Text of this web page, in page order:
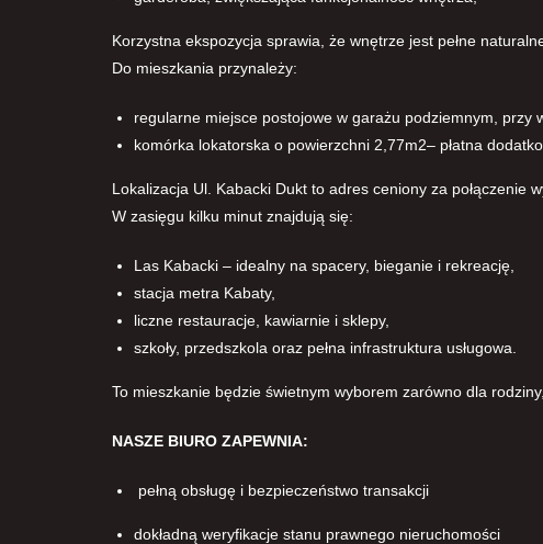
Korzystna ekspozycja sprawia, że wnętrze jest pełne
Do mieszkania przynależy:
regularne miejsce postojowe w garażu podziemnym, przy
komórka lokatorska o powierzchni 2,77m2– płatna
Lokalizacja Ul. Kabacki Dukt to adres ceniony za połączenie
W zasięgu kilku minut znajdują się:
Las Kabacki – idealny na spacery, bieganie i rekreację,
stacja metra Kabaty,
liczne restauracje, kawiarnie i sklepy,
szkoły, przedszkola oraz pełna infrastruktura usługowa.
To mieszkanie będzie świetnym wyborem zarówno dla
NASZE BIURO ZAPEWNIA:
pełną obsługę i bezpieczeństwo transakcji
dokładną weryfikacje stanu prawnego nieruchomości